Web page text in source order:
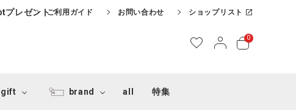
プレゼントご利用ガイド お問い合わせ ショップリスト
0
gift brand all 特集